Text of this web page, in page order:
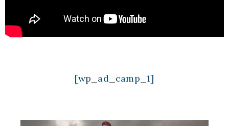
[wp_ad_camp_1]